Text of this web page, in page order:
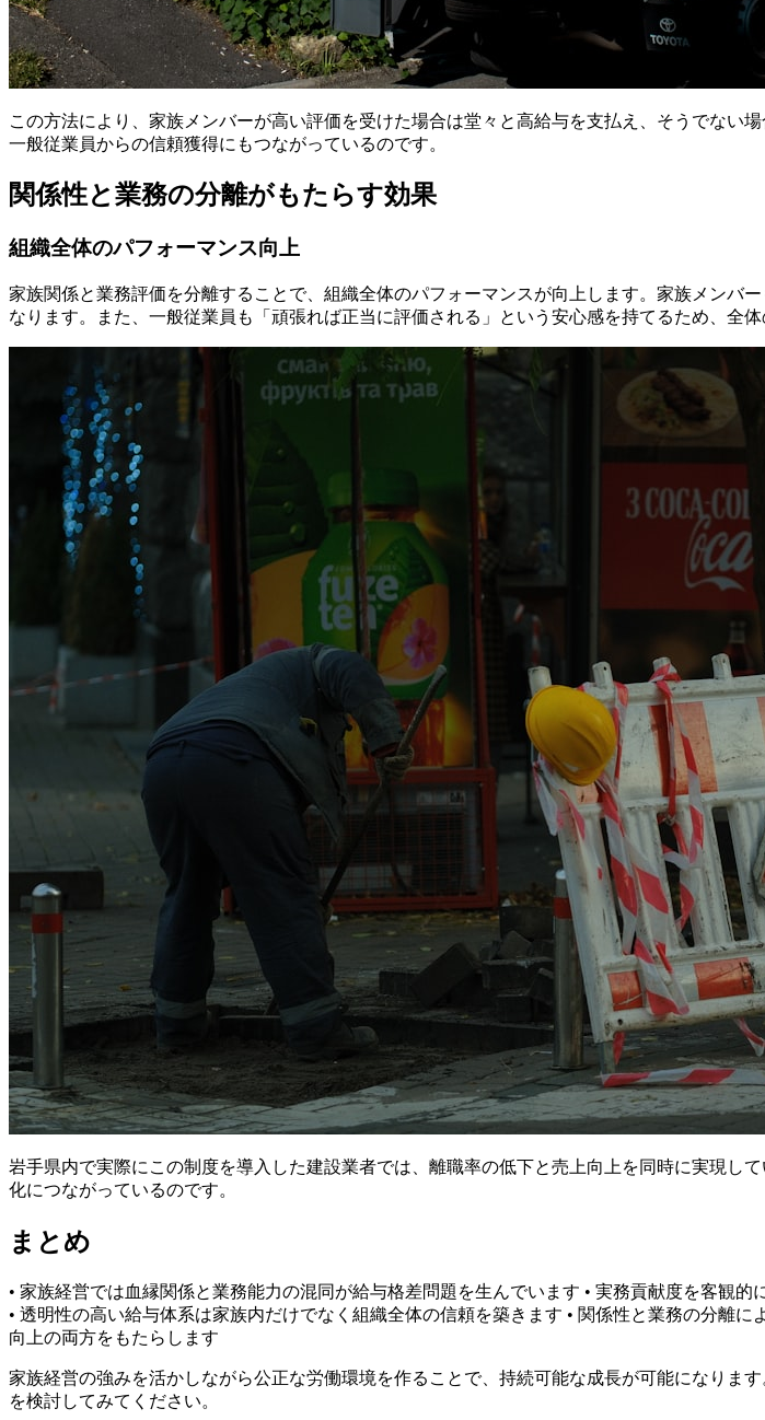
この方法により、家族メンバーが高い評価を受けた場合は堂々と高給与を支払え、そうでない
一般従業員からの信頼獲得にもつながっているのです。
関係性と業務の分離がもたらす効果
組織全体のパフォーマンス向上
家族関係と業務評価を分離することで、組織全体のパフォーマンスが向上します。家族メンバ
なります。また、一般従業員も「頑張れば正当に評価される」という安心感を持てるため、全
岩手県内で実際にこの制度を導入した建設業者では、離職率の低下と売上向上を同時に実現し
化につながっているのです。
まとめ
• 家族経営では血縁関係と業務能力の混同が給与格差問題を生んでいます • 実務貢献度を客観
• 透明性の高い給与体系は家族内だけでなく組織全体の信頼を築きます • 関係性と業務の分離
向上の両方をもたらします
家族経営の強みを活かしながら公正な労働環境を作ることで、持続可能な成長が可能になりま
を検討してみてください。